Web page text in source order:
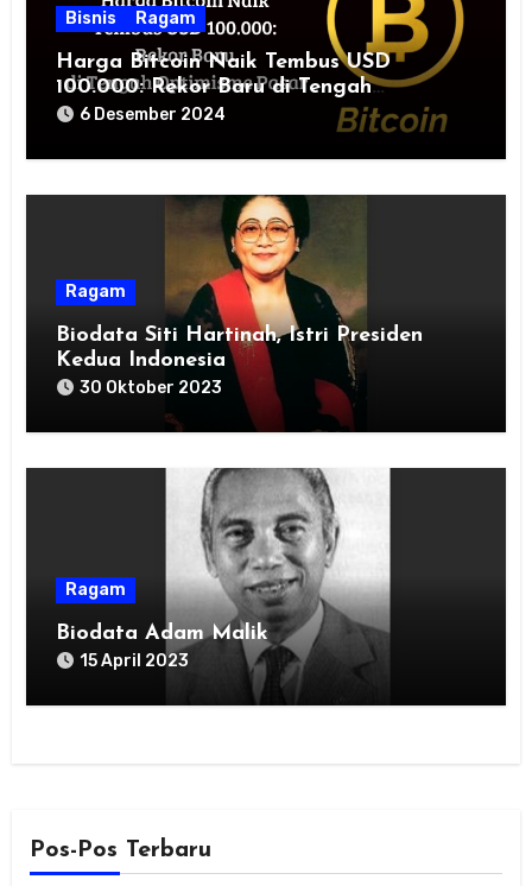
Bisnis Ragam
Harga Bitcoin Naik Tembus USD
100.000: Rekor Baru di Tengah
Optimisme Pasar
6 Desember 2024
Ragam
Biodata Siti Hartinah, Istri Presiden
Kedua Indonesia
30 Oktober 2023
Ragam
Biodata Adam Malik
15 April 2023
Pos-Pos Terbaru